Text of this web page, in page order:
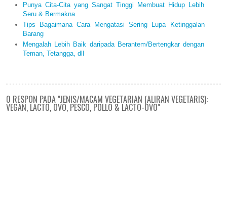
Punya Cita-Cita yang Sangat Tinggi Membuat Hidup Lebih
Seru & Bermakna
Tips Bagaimana Cara Mengatasi Sering Lupa Ketinggalan
Barang
Mengalah Lebih Baik daripada Berantem/Bertengkar dengan
Teman, Tetangga, dll
0 RESPON PADA "JENIS/MACAM VEGETARIAN (ALIRAN VEGETARIS):
VEGAN, LACTO, OVO, PESCO, POLLO & LACTO-OVO"